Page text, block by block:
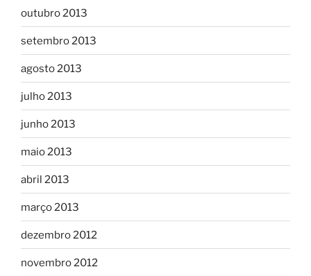
outubro 2013
setembro 2013
agosto 2013
julho 2013
junho 2013
maio 2013
abril 2013
março 2013
dezembro 2012
novembro 2012